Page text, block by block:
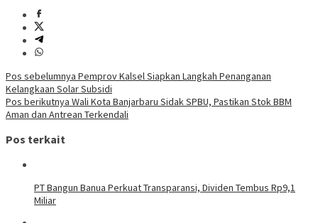
Navigasi
pos
Pos sebelumnya Pemprov Kalsel Siapkan Langkah Penanganan
Kelangkaan Solar Subsidi
Pos berikutnya Wali Kota Banjarbaru Sidak SPBU, Pastikan Stok BBM
Aman dan Antrean Terkendali
Pos terkait
PT Bangun Banua Perkuat Transparansi, Dividen Tembus Rp9,1
Miliar